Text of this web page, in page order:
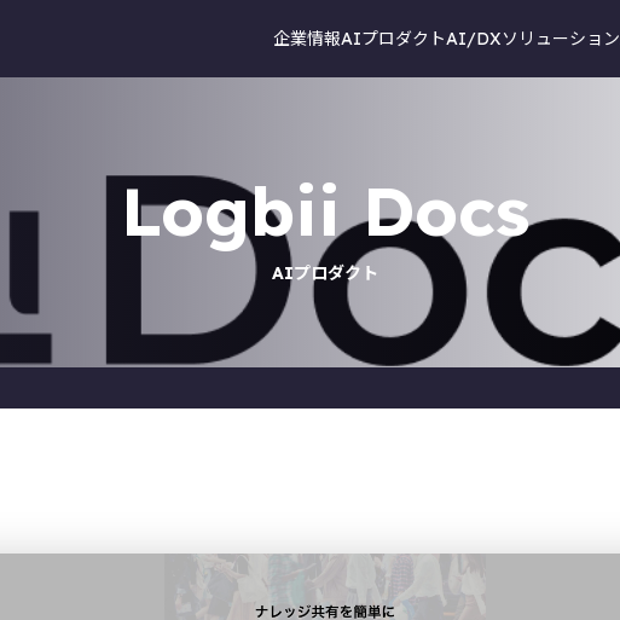
企業情報AIプロダクトAI/DXソリューション
Logbii Docs
AIプロダクト